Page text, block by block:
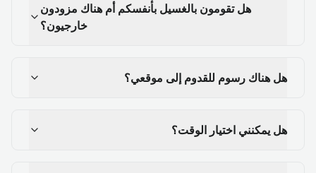
هل تقومون بالغسيل بأنفسكم أم هناك مزودون
خارجيون؟
هل هناك رسوم للقدوم إلى موقعي؟
هل يمكنني اختيار الوقت؟